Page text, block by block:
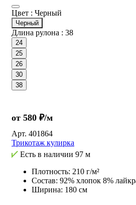
Цвет : Черный
Черный
Длина рулона : 38
24
25
26
30
38
от 580 ₽/м
Арт. 401864
Трикотаж кулирка
Есть в наличии 97 м
Плотность: 210 г/м²
Состав: 92% хлопок 8%
Ширина: 180 см